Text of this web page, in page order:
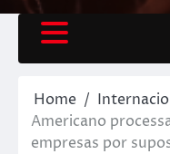
Home
Americano
empresas por